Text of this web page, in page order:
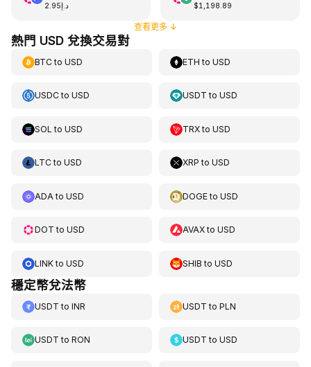
د.إ2.95 $1,198.89
查看更多↓
熱門 USD 兌換交易對
BTCto USD ETH toUSD
USDCto USD USDT toUSD
SOL to USD TRXtoUSD
LTCto USD XRP toUSD
ADA to USD DOGEtoUSD
DOT to USD AVAXtoUSD
LINKto USD SHIB toUSD
穩定幣兌法幣
USDT to INR USDT toPLN
USDT to RON USDT toUSD